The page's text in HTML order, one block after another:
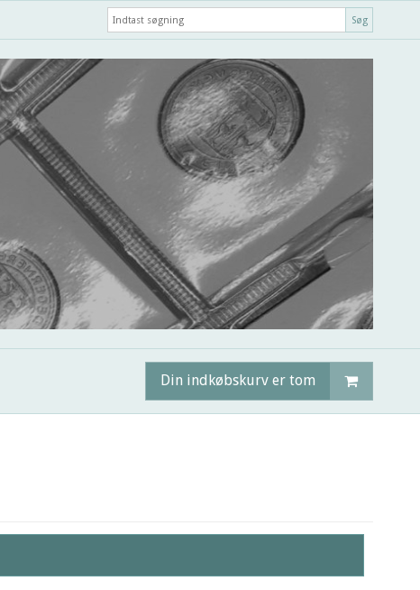
Søg
Din indkøbskurv er tom